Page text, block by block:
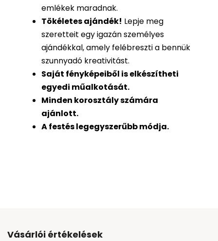
emlékek maradnak.
Tökéletes ajándék! Lepje meg
szeretteit egy igazán személyes
ajándékkal, amely felébreszti a bennük
szunnyadó kreativitást.
Saját fényképeiből iselkészítheti
egyedi műalkotását.
Minden korosztály számára
ajánlott.
A festés legegyszerűbb módja.
Vásárlói értékelések